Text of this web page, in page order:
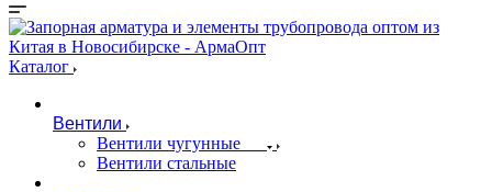
Каталог
Вентили
Вентили чугунные
Вентили стальные